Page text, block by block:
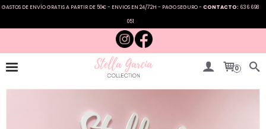
GASTOS DE ENVÍO GRATIS A PARTIR DE 50€ - ENVIOS EN 24/72H - PAGO SEGURO - CONTACTO: 636 698
051
0